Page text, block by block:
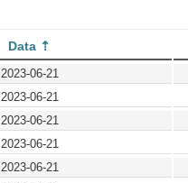
Data
2023-06-21
2023-06-21
2023-06-21
2023-06-21
2023-06-21